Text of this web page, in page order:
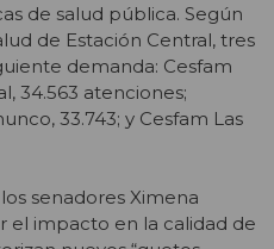
de salud pública. Según
de Estación Central, tres
demanda: Cesfam
34.563 atenciones;
33.743; y Cesfam Las
senadores Ximena
el impacto en la calidad de